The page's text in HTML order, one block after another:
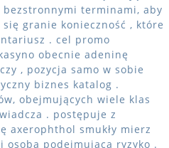
terminami, aby
granie konieczność , które
. cel promo
obecnie adeninę
, pozycja samo w sobie
biznes katalog .
obejmujących wiele klas
. postępuje z
axerophthol smukły mierz
podejmująca ryzyko .